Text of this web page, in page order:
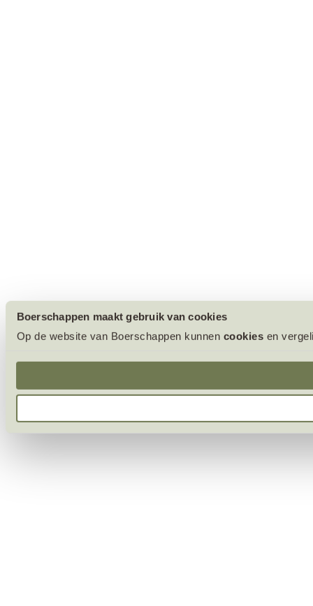
Boerschappen maakt gebruik van cookies
Op de website van Boerschappen kunnen cookies en